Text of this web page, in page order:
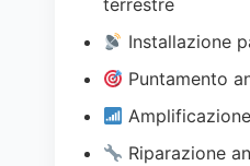
terrestre
Installazione
Puntamento
Riparazione